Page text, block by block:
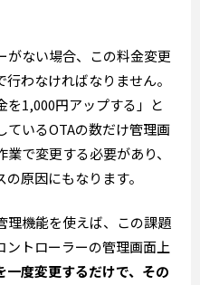
がない場合、この料金変更
わなければなりません。
を1,000円アップする」と
ているOTAの数だけ管理画
で変更する必要があり、
原因にもなります。
理機能を使えば、この課題
ントローラーの管理画面上
度変更するだけで、その